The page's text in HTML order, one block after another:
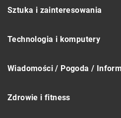
Sztuka i zainteresowania
Technologia i komputery
Wiadomości / Pogoda /
Zdrowie i fitness